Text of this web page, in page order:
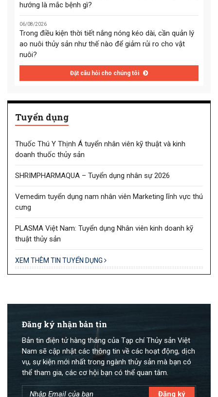
hướng là mắc bệnh gì?
06/08/2026
Trong điều kiện thời tiết nắng nóng kéo dài, cần quản lý
ao nuôi thủy sản như thế nào để giảm rủi ro cho vật
nuôi?
Đặt câu hỏi cho chúng tôi
Tuyển dụng
Thuốc Thú Y Thịnh Á tuyển nhân viên kỹ thuật và kinh
doanh thuốc thủy sản
SHRIMPHARMAQUA – Tuyển dụng nhân sự 2026
Vemedim tuyển dụng nam nhân viên Marketing lĩnh vực thú
cưng
PLASMA Việt Nam: Tuyển dụng Nhân viên kinh doanh kỹ
thuật thủy sản
XEM THÊM TIN TUYỂN DỤNG
Đăng ký nhận bản tin
Bản tin điện tử hàng tháng của Tạp chí Thủy sản Việt
Nam sẽ cập nhật các thông tin về các hoạt động, dịch
vụ, sự kiện mới nhất trong ngành thủy sản mà bạn có
thể tham gia, các cơ hội bạn có thể quan tâm.